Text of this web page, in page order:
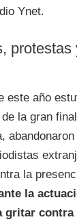
Ynet.
protestas
este año
la gran
la
la
gritar